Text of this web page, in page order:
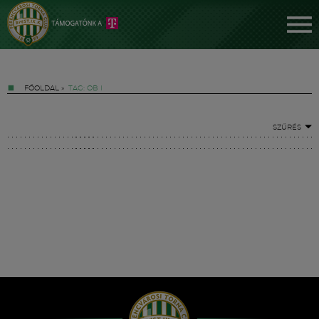
FŐOLDAL » TAG: OB I
SZŰRÉS
Hírek